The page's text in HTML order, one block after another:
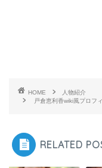
HOME
人物紹介
戸倉恵利香wiki風プロフ
RELATED